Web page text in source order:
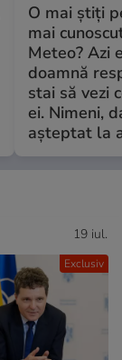
O mai știți
mai
Meteo? Azi
doamnă
stai să vezi
ei. Nimeni,
așteptat la
Exclusiv
19 iul.